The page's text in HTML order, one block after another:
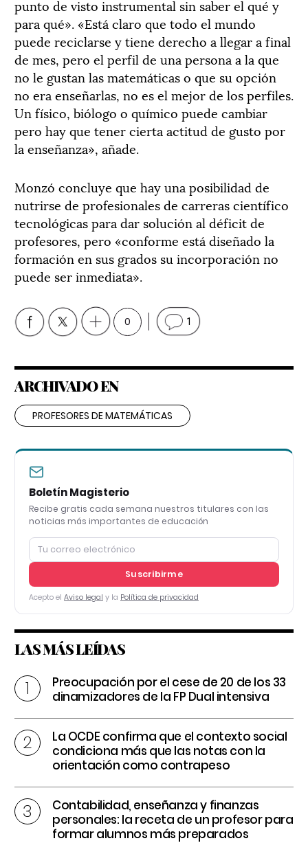
punto de visto instrumental sin saber el qué y
para qué». «Está claro que todo el mundo
puede reciclarse y tiene derecho a llegar a final
de mes, pero el perfil de una persona a la que
no le gustan las matemáticas o que su opción
no era enseñarlas, no es el mejor de los perfiles.
Un físico, biólogo o químico puede cambiar
pero hay que tener cierta actitud de gusto por
la enseñanza», añade.
Monzó concluye que hay una posibilidad de
nutrirse de profesionales de carreras científico
tecnológicas para dar solución al déficit de
profesores, pero «conforme está diseñado la
formación en sus grados su incorporación no
puede ser inmediata».
0 1
ARCHIVADO EN
PROFESORES DE MATEMÁTICAS
Boletín Magisterio
Recibe gratis cada semana nuestros titulares con las
noticias más importantes de educación
Suscribirme
Acepto el Aviso legal y la Política de privacidad
LAS MÁS LEÍDAS
Preocupación por el cese de 20 de los 33
dinamizadores de la FP Dual intensiva
La OCDE confirma que el contexto social
condiciona más que las notas con la
orientación como contrapeso
Contabilidad, enseñanza y finanzas
personales: la receta de un profesor para
formar alumnos más preparados